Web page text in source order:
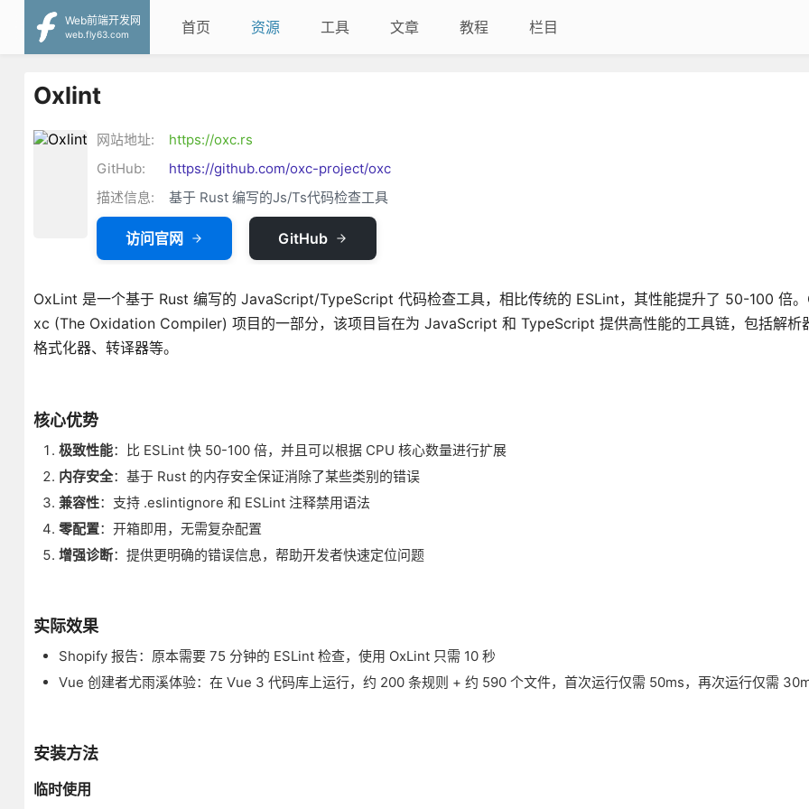
Web前端开发网
web.fly63.com
首页 资源 工具 文章 教程 栏目
Oxlint
网站地址:
https://oxc.rs
GitHub:
https://github.com/oxc-project/oxc
描述信息:
基于 Rust 编写的Js/Ts代码检查工具
访问官网 GitHub
OxLint 是一个基于 Rust 编写的 JavaScript/TypeScript 代码检查工具，相比传统的 ESLint，其性能提升了 50-100 倍
xc (The Oxidation Compiler) 项目的一部分，该项目旨在为 JavaScript 和 TypeScript 提供高性能的工具链，包括解析
格式化器、转译器等。
核心优势
极致性能：比 ESLint 快 50-100 倍，并且可以根据 CPU 核心数量进行扩展
内存安全：基于 Rust 的内存安全保证消除了某些类别的错误
兼容性：支持 .eslintignore 和 ESLint 注释禁用语法
零配置：开箱即用，无需复杂配置
增强诊断：提供更明确的错误信息，帮助开发者快速定位问题
实际效果
Shopify 报告：原本需要 75 分钟的 ESLint 检查，使用 OxLint 只需 10 秒
Vue 创建者尤雨溪体验：在 Vue 3 代码库上运行，约 200 条规则 + 约 590 个文件，首次运行仅需 50ms，再次运行仅需
安装方法
临时使用